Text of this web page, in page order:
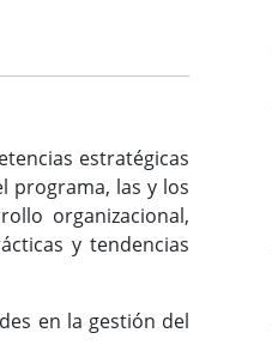
estratégicas
programa, las y los
organizacional,
y tendencias
en la gestión del